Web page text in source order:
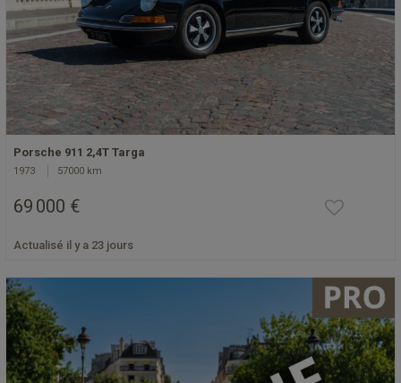
Porsche 911 2,4T Targa
1973 57000 km
69 000 €
Actualisé il y a 23 jours